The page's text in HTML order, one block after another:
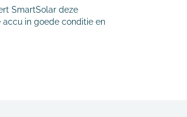
SmartSolar deze
in goede conditie en